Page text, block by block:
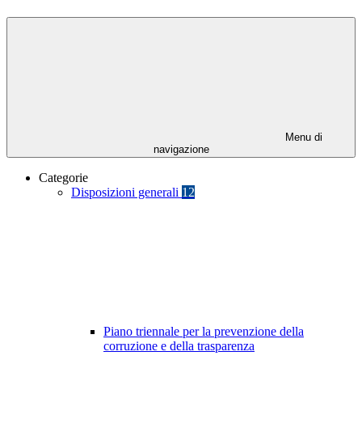
Menu di
navigazione
Categorie
Disposizioni generali 12
Piano triennale per la prevenzione della
corruzione e della trasparenza